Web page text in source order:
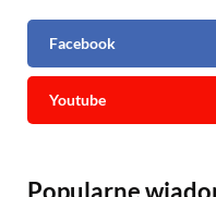
Facebook
Youtube
Popularne